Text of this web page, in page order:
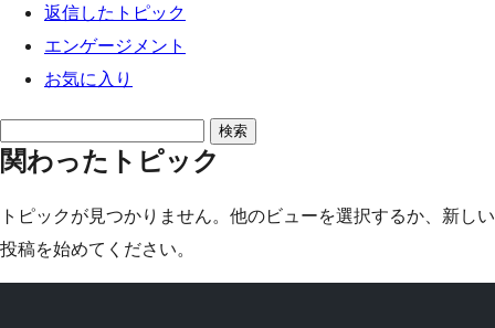
返信したトピック
エンゲージメント
お気に入り
ピ
ク
を
関わったトピック
トピックが見つかりません。他のビューを選択するか、新しい
投稿を始めてください。